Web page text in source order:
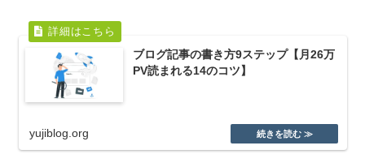
ブログ記事の書き方9ステップ【月26万
PV読まれる14のコツ】
yujiblog.org